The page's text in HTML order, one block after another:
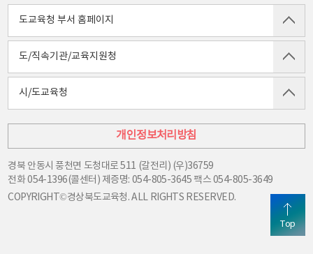
도교육청 부서 홈페이지
도/직속기관/교육지원청
시/도교육청
개인정보처리방침
경북 안동시 풍천면 도청대로 511 (갈전리) (우)36759
전화054-1396(콜센터) 제증명: 054-805-3645 팩스054-805-3649
COPYRIGHT©경상북도교육청. ALL RIGHTS RESERVED.
Top